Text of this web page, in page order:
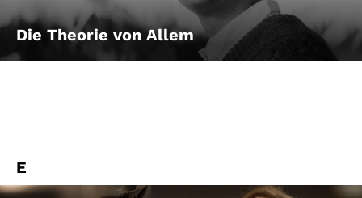
Die Theorie von Allem
E